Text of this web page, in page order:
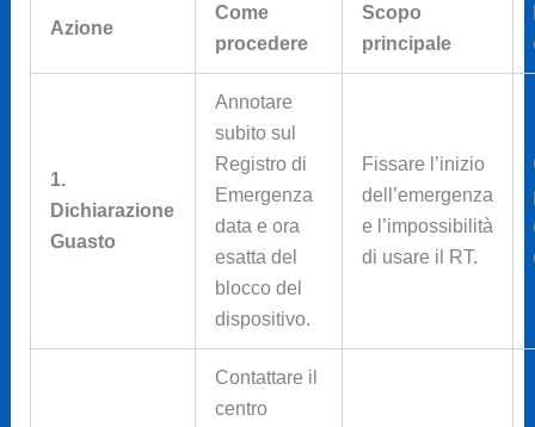
Azione
Come
procedere
Scopo
principale
1.
Dichiarazione
Guasto
Annotare
subito sul
Registro di
Emergenza
data e ora
esatta del
blocco del
dispositivo.
Fissare l’inizio
dell’emergenza
e l’impossibilità
di usare il RT.
Contattare il
centro